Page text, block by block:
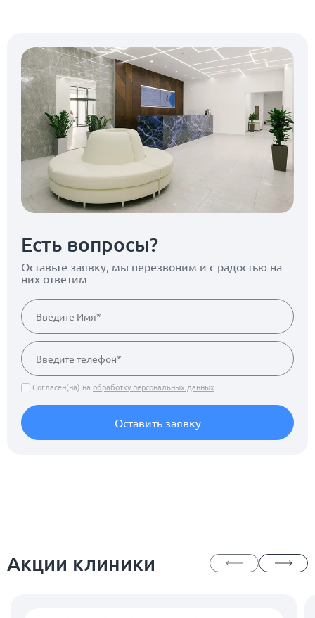
Есть вопросы?
Оставьте заявку, мы перезвоним и с радостью на
них ответим
Согласен(на) на обработку персональных данных
Оставить заявку
Акции клиники